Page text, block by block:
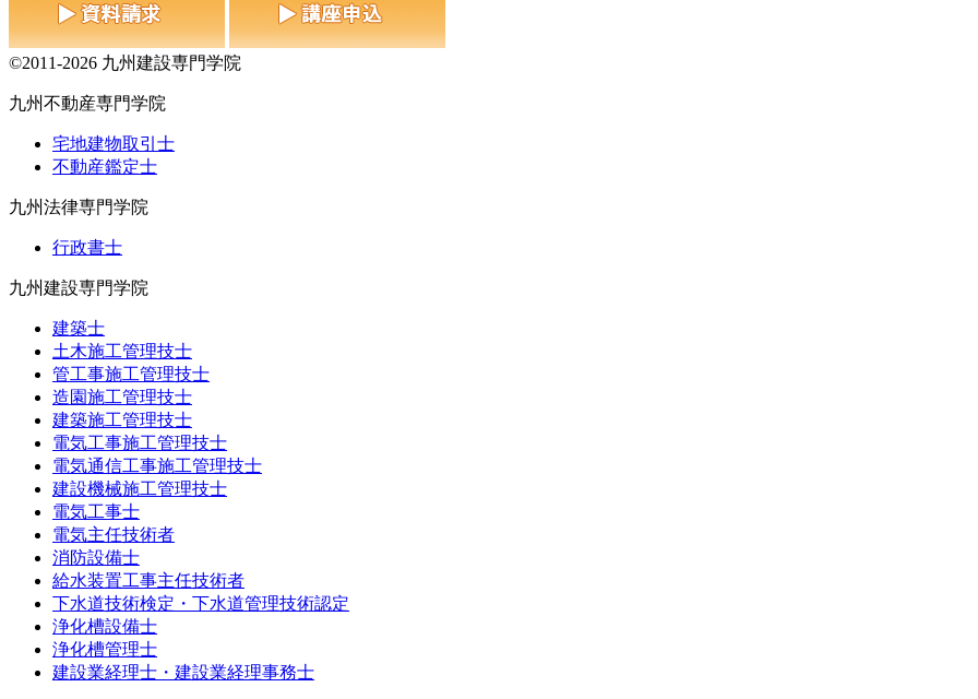
©2011-2026 九州建設専門学院
九州不動産専門学院
宅地建物取引士
不動産鑑定士
九州法律専門学院
行政書士
九州建設専門学院
建築士
土木施工管理技士
管工事施工管理技士
造園施工管理技士
建築施工管理技士
電気工事施工管理技士
電気通信工事施工管理技士
建設機械施工管理技士
電気工事士
電気主任技術者
消防設備士
給水装置工事主任技術者
下水道技術検定・下水道管理技術認定
浄化槽設備士
浄化槽管理士
建設業経理士・建設業経理事務士